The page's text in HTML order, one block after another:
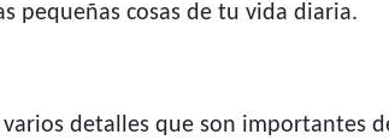
pequeñas cosas de tu vida diaria.
detalles que son importantes